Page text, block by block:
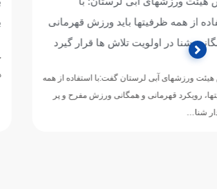
با حضور بیش از ۳۱۰ شناگر دختر و پسر
جشنواره روز جهانی شنا در استان گلستان در بخش
دختران و پسران با حضور بیش از ۳۱۰ شناگر از سراسر…